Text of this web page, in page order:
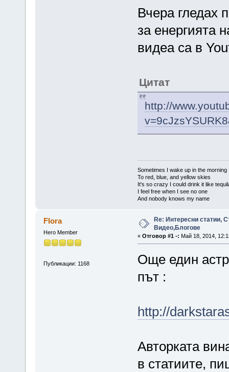
Вчера гледах
за енергията
видеа са в
Цитат
http://
Sometimes I wake up in the morning
To red, blue, and yellow skies
It's so crazy I could drink it like
I feel free when I see no one
And nobody knows my name
Flora
Hero Member
Публикации: 1168
Re: Интересни статии,
Видео,Блогове
« Отговор #1 -: Май 18, 2014,
Още един
път :
http://
Авторката
в статиите,